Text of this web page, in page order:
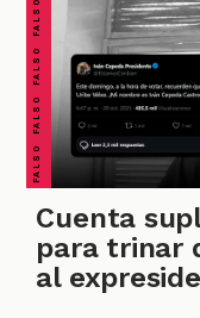
Cuenta
para trinar
al